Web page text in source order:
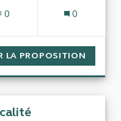
0 0
LA PROPOSITION